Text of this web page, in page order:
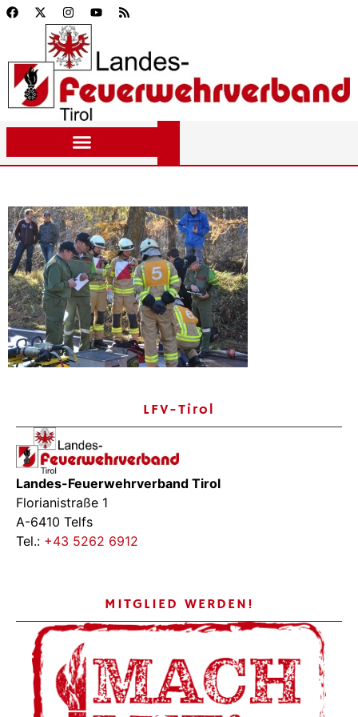
LFV-Tirol
Landes-Feuerwehrverband Tirol
Florianistraße 1
A-6410 Telfs
Tel.: +43 5262 6912
MITGLIED WERDEN!